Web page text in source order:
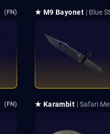
(FN) ★ M9 Bayonet | Blue
(FN) ★ Karambit | Safari